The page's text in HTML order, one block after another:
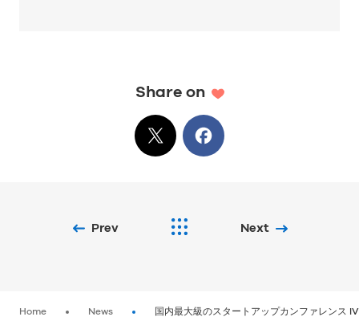
Share on
XでシェアFacebook
Prev Next
Home News 国内最大級のスタートアップカンファレンス